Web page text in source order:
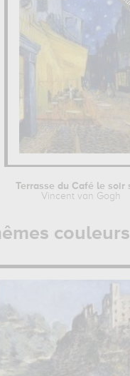
Vincent van Gogh
couleurs